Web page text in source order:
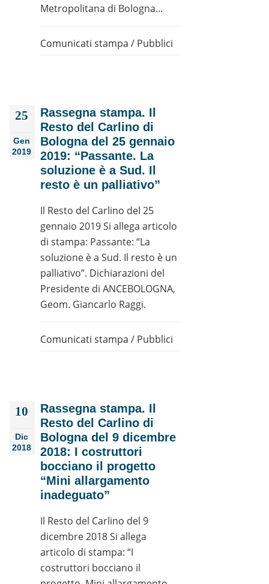
Metropolitana di Bologna...
Comunicati stampa / Pubblici
25
Gen
2019
Rassegna stampa. Il
Resto del Carlino di
Bologna del 25 gennaio
2019: “Passante. La
soluzione è a Sud. Il
resto è un palliativo”
Il Resto del Carlino del 25
gennaio 2019 Si allega articolo
di stampa: Passante: “La
soluzione è a Sud. Il resto è un
palliativo”. Dichiarazioni del
Presidente di ANCEBOLOGNA,
Geom. Giancarlo Raggi.
Comunicati stampa / Pubblici
10
Dic
2018
Rassegna stampa. Il
Resto del Carlino di
Bologna del 9 dicembre
2018: I costruttori
bocciano il progetto
“Mini allargamento
inadeguato”
Il Resto del Carlino del 9
dicembre 2018 Si allega
articolo di stampa: “I
costruttori bocciano il